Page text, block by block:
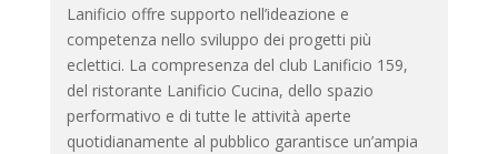
Lanificio offre supporto nell’ideazione e
competenza nello sviluppo dei progetti più
eclettici. La compresenza del club Lanificio 159,
del ristorante Lanificio Cucina, dello spazio
performativo e di tutte le attività aperte
quotidianamente al pubblico garantisce un’ampia